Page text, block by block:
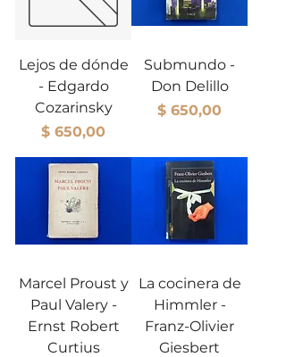
Lejos de dónde
- Edgardo
Cozarinsky
Precio
$ 650,00
Submundo -
Don Delillo
Precio
$ 650,00
Marcel Proust y
Paul Valery -
Ernst Robert
Curtius
La cocinera de
Himmler -
Franz-Olivier
Giesbert